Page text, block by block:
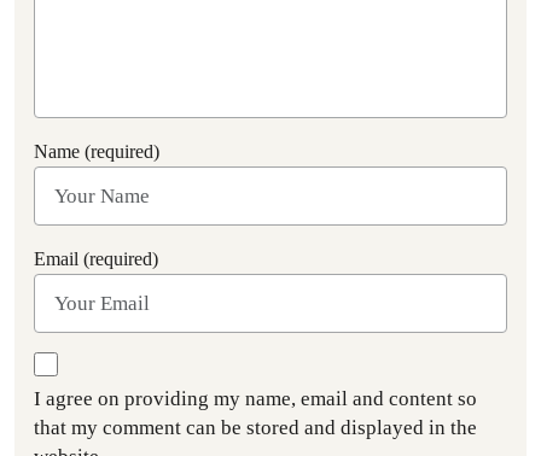
Name (required)
Email (required)
I agree on providing my name, email and content so
that my comment can be stored and displayed in the